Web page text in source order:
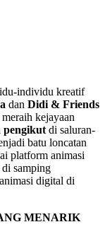
individu kreatif
dan Didi & Friends
kejayaan
pengikut di saluran-
batu loncatan
platform animasi
samping
digital di
MENARIK